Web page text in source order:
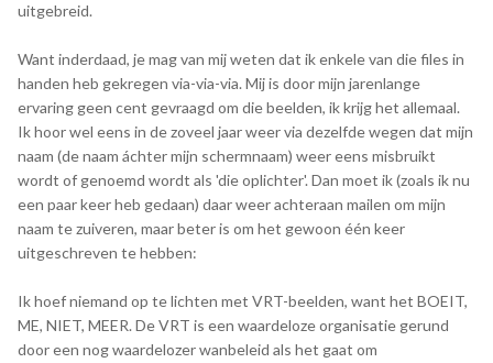
uitgebreid.
Want inderdaad, je mag van mij weten dat ik enkele van die files in
handen heb gekregen via-via-via. Mij is door mijn jarenlange
ervaring geen cent gevraagd om die beelden, ik krijg het allemaal.
Ik hoor wel eens in de zoveel jaar weer via dezelfde wegen dat mijn
naam (de naam áchter mijn schermnaam) weer eens misbruikt
wordt of genoemd wordt als 'die oplichter'. Dan moet ik (zoals ik nu
een paar keer heb gedaan) daar weer achteraan mailen om mijn
naam te zuiveren, maar beter is om het gewoon één keer
uitgeschreven te hebben:
Ik hoef niemand op te lichten met VRT-beelden, want het BOEIT,
ME, NIET, MEER. De VRT is een waardeloze organisatie gerund
door een nog waardelozer wanbeleid als het gaat om